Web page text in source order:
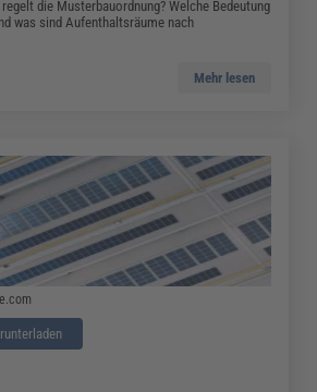
die Musterbauordnung? Welche Bedeutung
was sind Aufenthaltsräume nach
Mehr lesen